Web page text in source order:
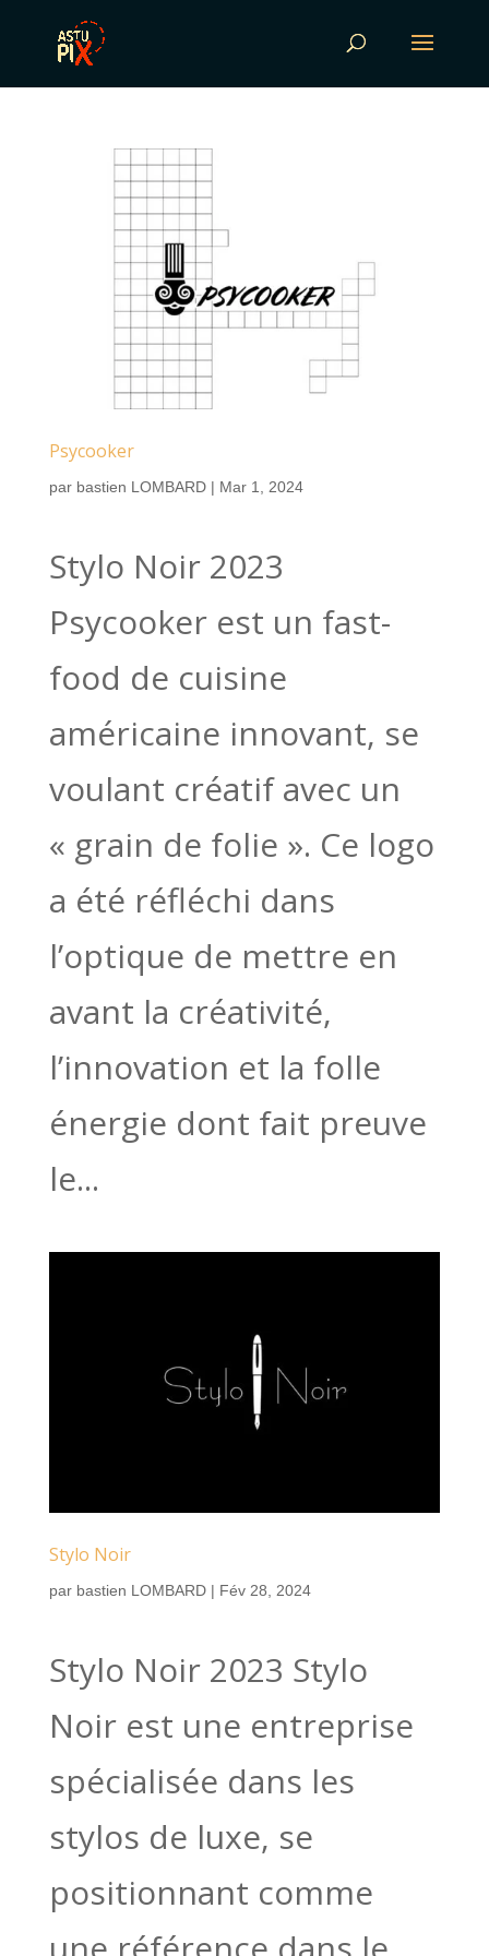
Psycooker
par bastien LOMBARD| Mar 1, 2024
Stylo Noir 2023
Psycooker est un fast-
food de cuisine
américaine innovant, se
voulant créatif avec un
« grain de folie ». Ce logo
a été réfléchi dans
l’optique de mettre en
avant la créativité,
l’innovation et la folle
énergie dont fait preuve
le...
Stylo Noir
par bastien LOMBARD| Fév 28, 2024
Stylo Noir 2023 Stylo
Noir est une entreprise
spécialisée dans les
stylos de luxe, se
positionnant comme